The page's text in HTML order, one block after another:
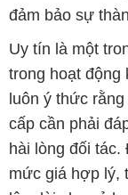
đảm bảo sự
Uy tín là một
trong hoạt động
luôn ý thức
cấp cần phải
hài lòng đối
mức giá hợp lý,